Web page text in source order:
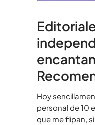
Hoy
personal de 10
que me flipan,